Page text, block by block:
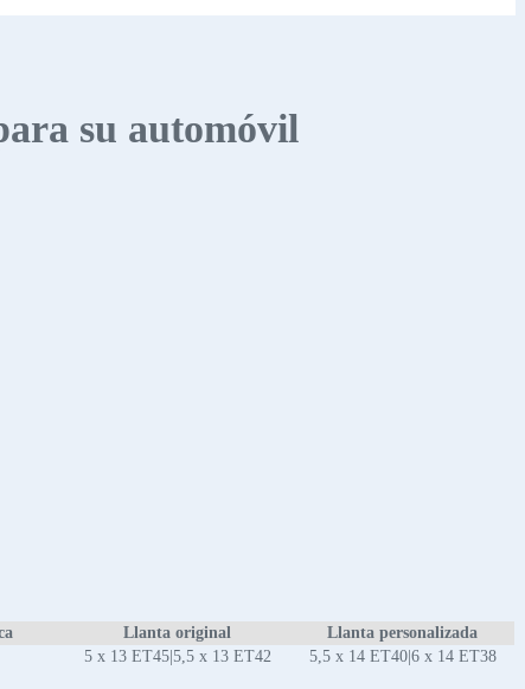
su automóvil
Llanta original
Llanta personalizada
5 x 13 ET45|5,5 x 13 ET42 5,5 x 14 ET40|6 x 14 ET38